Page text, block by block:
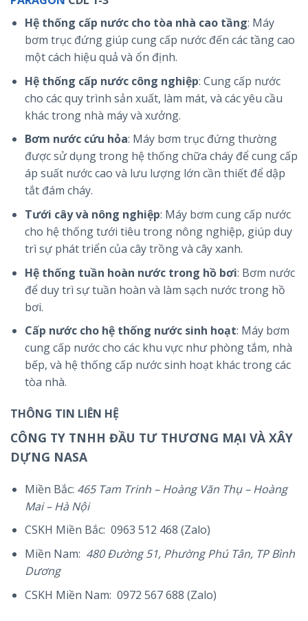
Hệ thống cấp nước cho tòa nhà cao tầng: Máy
bơm trục đứng giúp cung cấp nước đến các tầng cao
một cách hiệu quả và ổn định.
Hệ thống cấp nước công nghiệp: Cung cấp nước
cho các quy trình sản xuất, làm mát, và các yêu cầu
khác trong nhà máy và xưởng.
Bơm nước cứu hỏa: Máy bơm trục đứng thường
được sử dụng trong hệ thống chữa cháy để cung cấp
áp suất nước cao và lưu lượng lớn cần thiết để dập
tắt đám cháy.
Tưới cây và nông nghiệp: Máy bơm cung cấp nước
cho hệ thống tưới tiêu trong nông nghiệp, giúp duy
trì sự phát triển của cây trồng và cây xanh.
Hệ thống tuần hoàn nước trong hồ bơi: Bơm nước
để duy trì sự tuần hoàn và làm sạch nước trong hồ
bơi.
Cấp nước cho hệ thống nước sinh hoạt: Máy bơm
cung cấp nước cho các khu vực như phòng tắm, nhà
bếp, và hệ thống cấp nước sinh hoạt khác trong các
tòa nhà.
THÔNG TIN LIÊN HỆ
CÔNG TY TNHH ĐẦU TƯ THƯƠNG MẠI VÀ XÂY
DỰNG NASA
Miền Bắc: 465 Tam Trinh – Hoàng Văn Thụ – Hoàng
Mai – Hà Nội
CSKH Miền Bắc: 0963 512 468 (Zalo)
Miền Nam: 480 Đường 51, Phường Phú Tân, TP Bình
Dương
CSKH Miền Nam: 0972 567 688 (Zalo)